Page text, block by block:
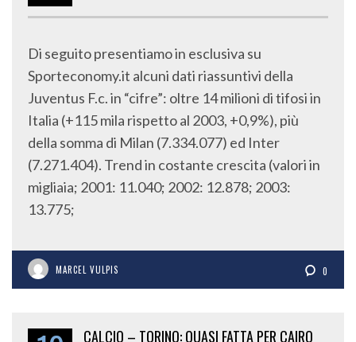
Di seguito presentiamo in esclusiva su
Sporteconomy.it alcuni dati riassuntivi della
Juventus F.c. in “cifre”: oltre 14 milioni di tifosi in
Italia (+115 mila rispetto al 2003, +0,9%), più
della somma di Milan (7.334.077) ed Inter
(7.271.404). Trend in costante crescita (valori in
migliaia; 2001: 11.040; 2002: 12.878; 2003:
13.775;
MARCEL VULPIS 0
CALCIO – TORINO: QUASI FATTA PER CAIRO